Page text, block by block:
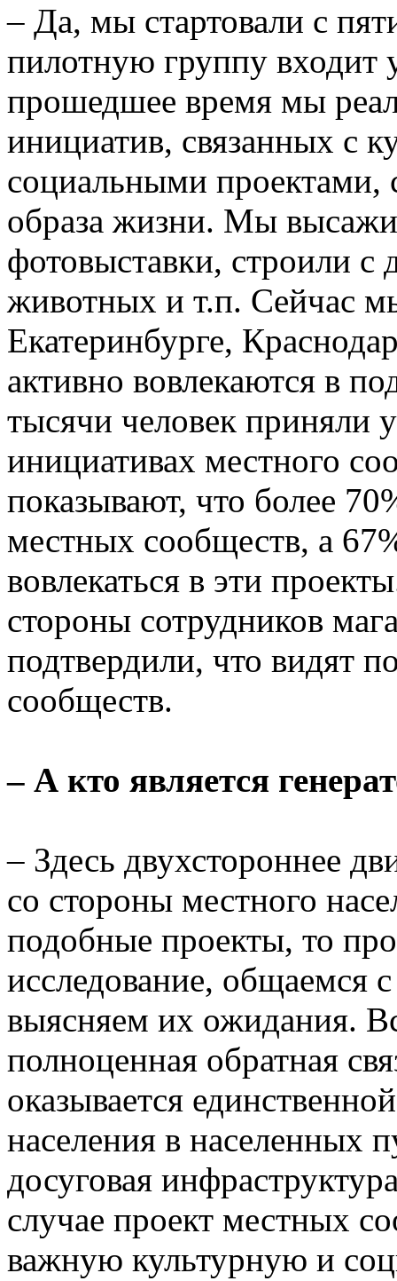
– Да, мы стартовали с
пилотную группу входит
прошедшее время мы
инициатив, связанных с
социальными проектами,
образа жизни. Мы
фотовыставки, строили с
животных и т.п. Сейчас
Екатеринбурге,
активно вовлекаются в
тысячи человек приняли
инициативах местного
показывают, что более
местных сообществ, а
вовлекаться в эти
стороны сотрудников
подтвердили, что видят
сообществ.
– А кто является
– Здесь двухстороннее
со стороны местного
подобные проекты, то
исследование, общаемся
выясняем их ожидания.
полноценная обратная
оказывается
населения в населенных
досуговая
случае проект местных
важную культурную и